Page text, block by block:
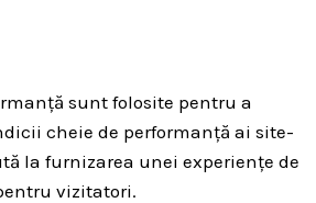
sunt folosite pentru a
cheie de performanță ai site-
la furnizarea unei experiențe de
vizitatori.